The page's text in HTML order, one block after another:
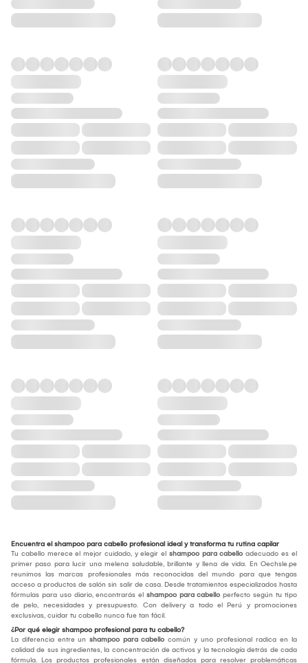
Encuentra el shampoo para cabello profesional ideal y transforma tu rutina capilar
Tu cabello merece el mejor cuidado, y elegir el shampoo para cabello adecuado es el
primer paso para lucir una melena saludable, brillante y llena de vida. En Oechsle.pe
reunimos las marcas profesionales más reconocidas del mundo para que tengas
acceso a productos de salón sin salir de casa. Desde tratamientos especializados hasta
fórmulas para uso diario, encontrarás el shampoo para cabello perfecto según tu tipo
de pelo, necesidades y presupuesto. Con delivery a todo el Perú y promociones
exclusivas, cuidar tu cabello nunca fue tan fácil.
¿Por qué elegir shampoo profesional para tu cabello?
La diferencia entre un shampoo para cabello común y uno profesional radica en la
calidad de sus ingredientes, la concentración de activos y la tecnología detrás de cada
fórmula. Los productos profesionales están diseñados para resolver problemáticas